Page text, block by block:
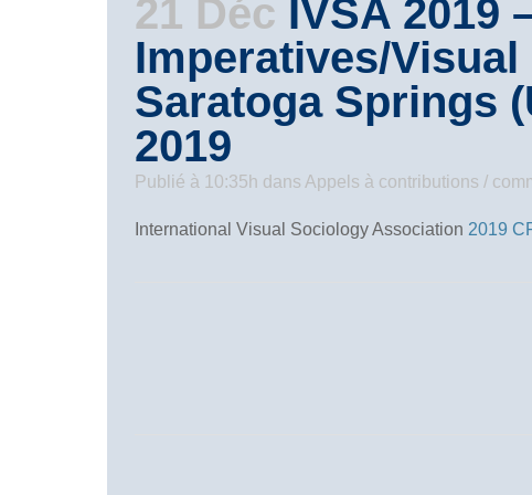
21 Déc IVSA 2019
Imperatives/
Saratoga Springs
2019
Publié à 10:35h dans Appels à contributions /
International Visual Sociology Association 2019